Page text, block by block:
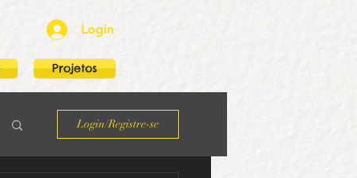
Login
Projetos
Login/Registre-se